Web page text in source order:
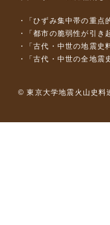
「ひずみ集中帯の重
「都市の脆弱性が引
「古代・中世の地震
「古代・中世の全地
© 東京大学地震火山史料